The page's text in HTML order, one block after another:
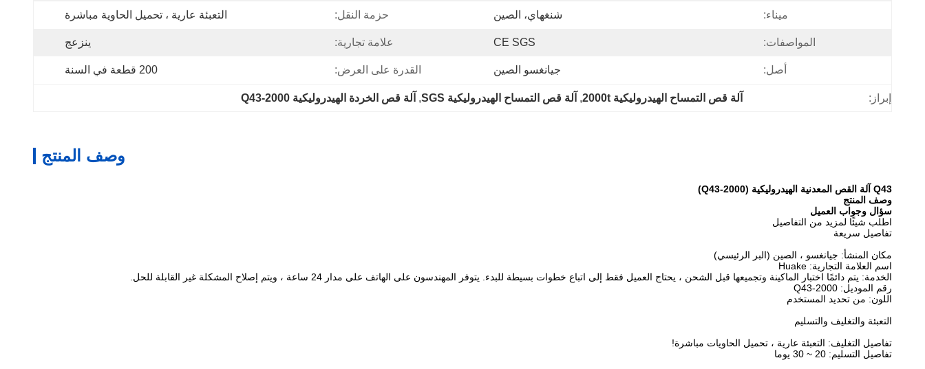
ميناء: شنغهاي، الصين حزمة النقل: التعبئة عارية ، تحميل الحاوية مباشرة
المواصفات: CE SGS علامة تجارية: ينزعج
أصل: جيانغسو الصين القدرة على العرض: 200 قطعة في السنة
إبراز: آلة قص التمساح الهيدروليكية 2000t , آلة قص التمساح الهيدروليكية SGS , آلة قص الخردة الهيدروليكية Q43-2000
وصف المنتج
Q43 آلة القص المعدنية الهيدروليكية (Q43-2000)
وصف المنتج
سؤال وجواب العميل
اطلب شيئًا لمزيد من التفاصيل
تفاصيل سريعة
مكان المنشأ: جيانغسو ، الصين (البر الرئيسي)
اسم العلامة التجارية: Huake
الخدمة: يتم دائمًا اختبار الماكينة وتجميعها قبل الشحن ، يحتاج العميل فقط إلى اتباع خطوات بسيطة للبدء. يتوفر المهندسون على الهاتف على مدار 24 ساعة ، ويتم إصلاح المشكلة غير القابلة للحل.
رقم الموديل: Q43-2000
اللون: من تحديد المستخدم
التعبئة والتغليف والتسليم
تفاصيل التغليف: التعبئة عارية ، تحميل الحاويات مباشرة!
تفاصيل التسليم: 20 ~ 30 يوما